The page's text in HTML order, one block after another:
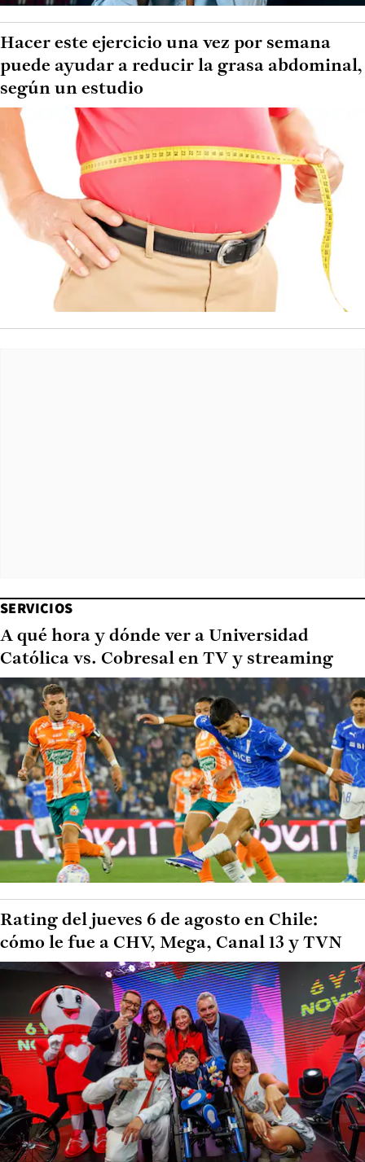
Hacer este ejercicio una vez por semana
puede ayudar a reducir la grasa abdominal,
según un estudio
SERVICIOS
A qué hora y dónde ver a Universidad
Católica vs. Cobresal en TV y streaming
Rating del jueves 6 de agosto en Chile:
cómo le fue a CHV, Mega, Canal 13 y TVN